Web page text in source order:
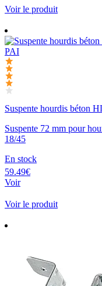
Voir le produit
PAI
Suspente hourdis béton
Suspente 72 mm pour
18/45
En stock
59.49€
Voir
Voir le produit